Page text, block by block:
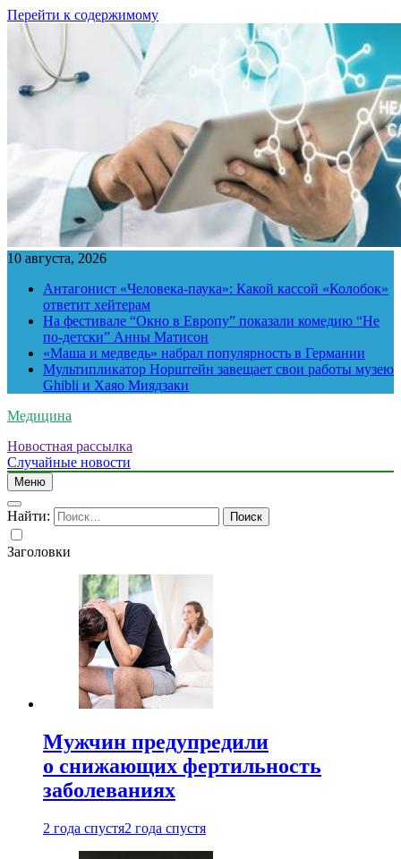
Перейти к содержимому
10 августа, 2026
Антагонист «Человека-паука»: Какой кассой «Колобок»
ответит хейтерам
На фестивале “Окно в Европу” показали комедию “Не
по-детски” Анны Матисон
«Маша и медведь» набрал популярность в Германии
Мультипликатор Норштейн завещает свои работы музею
Ghibli и Хаяо Миядзаки
Медицина
Новостная рассылка
Случайные новости
Меню
Найти:
Заголовки
Мужчин предупредили
о снижающих фертильность
заболеваниях
2 года спустя2 года спустя